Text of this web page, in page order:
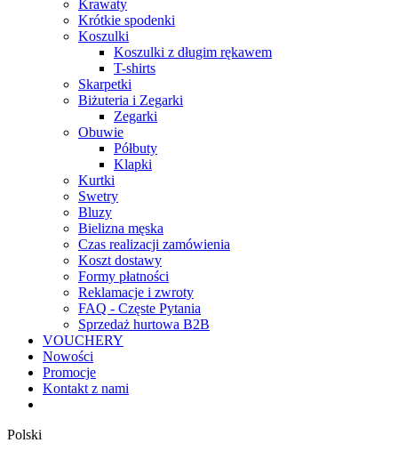
Krawaty
Krótkie spodenki
Koszulki
Koszulki z długim rękawem
T-shirts
Skarpetki
Biżuteria i Zegarki
Zegarki
Obuwie
Półbuty
Klapki
Kurtki
Swetry
Bluzy
Bielizna męska
Czas realizacji zamówienia
Koszt dostawy
Formy płatności
Reklamacje i zwroty
FAQ - Częste Pytania
Sprzedaż hurtowa B2B
VOUCHERY
Nowości
Promocje
Kontakt z nami
Polski